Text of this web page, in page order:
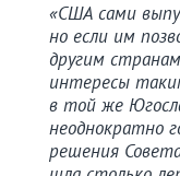
«США сами
но если им
другим
интересы
в той же
неоднократно
решения